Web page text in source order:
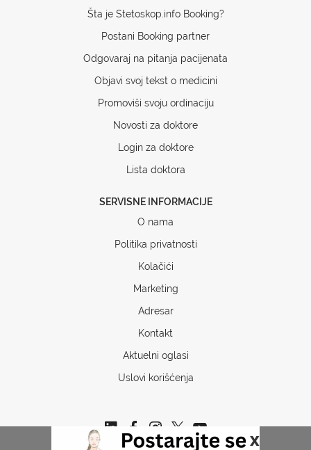
x
Šta je Stetoskop.info Booking?
Postani Booking partner
Odgovaraj na pitanja pacijenata
Objavi svoj tekst o medicini
Promoviši svoju ordinaciju
Novosti za doktore
Login za doktore
Lista doktora
SERVISNE INFORMACIJE
O nama
Politika privatnosti
Kolačići
Marketing
Adresar
Kontakt
Aktuelni oglasi
Uslovi korišćenja